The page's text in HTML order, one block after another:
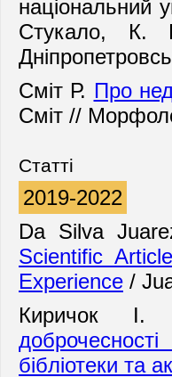
національний
Стукало, К.
Сміт Р. Про
Сміт //
Статті
2019-2022
Da Silva
Scientific
Experience /
Киричок
бібліотеки та